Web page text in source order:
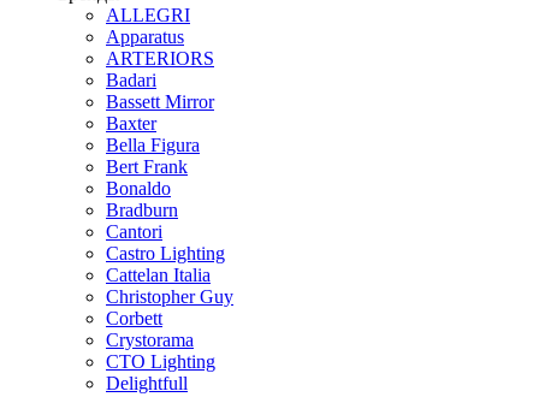
ALLEGRI
Apparatus
ARTERIORS
Badari
Bassett Mirror
Baxter
Bella Figura
Bert Frank
Bonaldo
Bradburn
Cantori
Castro Lighting
Cattelan Italia
Christopher Guy
Corbett
Crystorama
CTO Lighting
Delightfull